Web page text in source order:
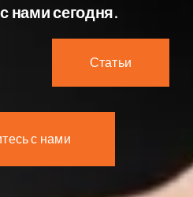
нами сегодня.
Статьи
с нами